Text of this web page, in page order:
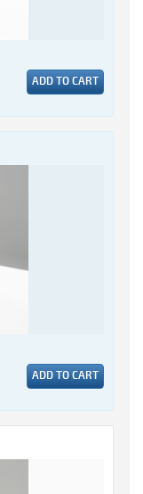
ADD TO CART
ADD TO CART